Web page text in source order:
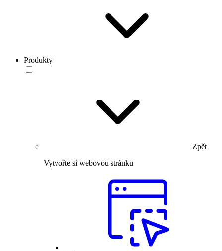
Produkty
Zpět
Vytvořte si webovou stránku